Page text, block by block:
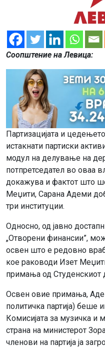
Соопштение на Левица:
Партизацијата и
истакнати партиски
модул на делување на
потпретседател во оваа
докажува и фактот што
Меџити, Сарана Адеми
три институции.
Односно, од јавно
„Отворени финансии”,
освен што е редовно
кое раководи Изет
примања од Студенскиот
Освен овие примања,
политичка партија) беше
Комисијата за музичка и
страна на министерот
членови на партија ја